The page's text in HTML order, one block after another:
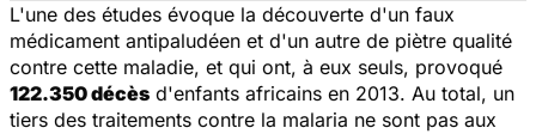
L'une des études évoque la découverte d'un faux
médicament antipaludéen et d'un autre de piètre qualité
contre cette maladie, et qui ont, à eux seuls, provoqué
122.350 décès d'enfants africains en 2013. Au total, un
tiers des traitements contre la malaria ne sont pas aux